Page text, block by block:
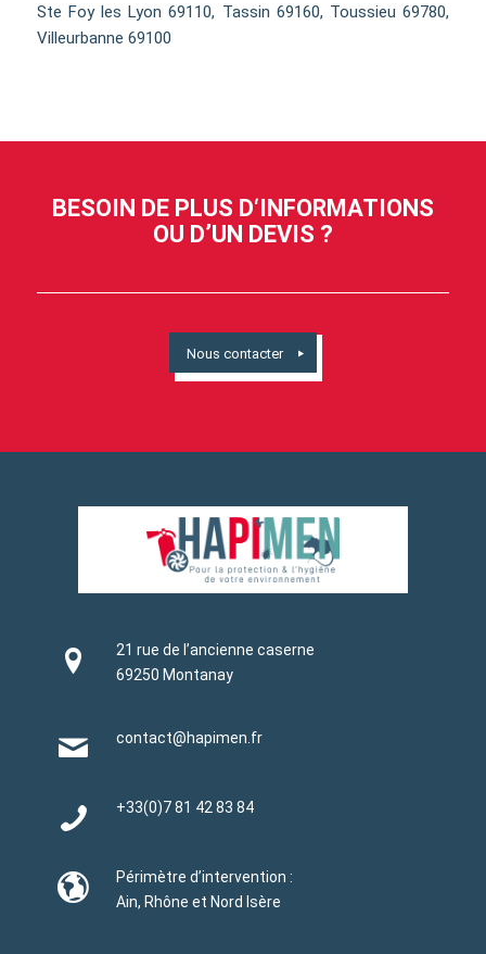
Ste Foy les Lyon 69110, Tassin 69160, Toussieu 69780,
Villeurbanne 69100
BESOIN DE PLUS D‘INFORMATIONS
OU D’UN DEVIS ?
Nous contacter
21 rue de l’ancienne caserne
69250 Montanay
contact@hapimen.fr
+33(0)7 81 42 83 84
Périmètre d’intervention :
Ain, Rhône et Nord Isère